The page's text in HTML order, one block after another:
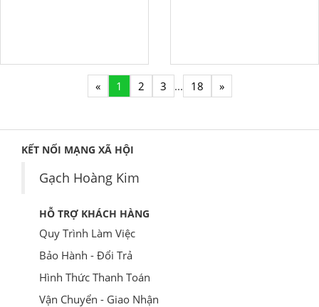
« 1 2 3 ... 18 »
KẾT NỐI MẠNG XÃ HỘI
Gạch Hoàng Kim
HỖ TRỢ KHÁCH HÀNG
Quy Trình Làm Việc
Bảo Hành - Đổi Trả
Hình Thức Thanh Toán
Vận Chuyển - Giao Nhận